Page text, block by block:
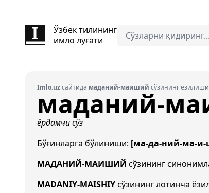
Ўзбек тилининг
имло луғати
Imlo.uzсайтида маданий-маиший сўзининг ёзилиши
маданий-
ёрдамчи сўз
Бўғинларга бўлиниши: [ма-да-ний-ма-
МАДАНИЙ-МАИШИЙ сўзининг
MADANIY-MAISHIYсўзининг лотинча